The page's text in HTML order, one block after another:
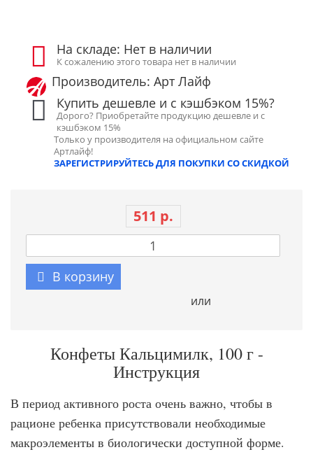
На складе: Нет в наличии
К сожалению этого товара нет в наличии
Производитель: Арт Лайф
Купить дешевле и с кэшбэком 15%?
Дорого? Приобретайте продукцию дешевле и с
кэшбэком 15%
Только у производителя на официальном сайте
Артлайф!
ЗАРЕГИСТРИРУЙТЕСЬ ДЛЯ ПОКУПКИ СО СКИДКОЙ
511 р.
В корзину
или
Конфеты Кальцимилк, 100 г -
Инструкция
В период активного роста очень важно, чтобы в
рационе ребенка присутствовали необходимые
макроэлементы в биологически доступной форме.